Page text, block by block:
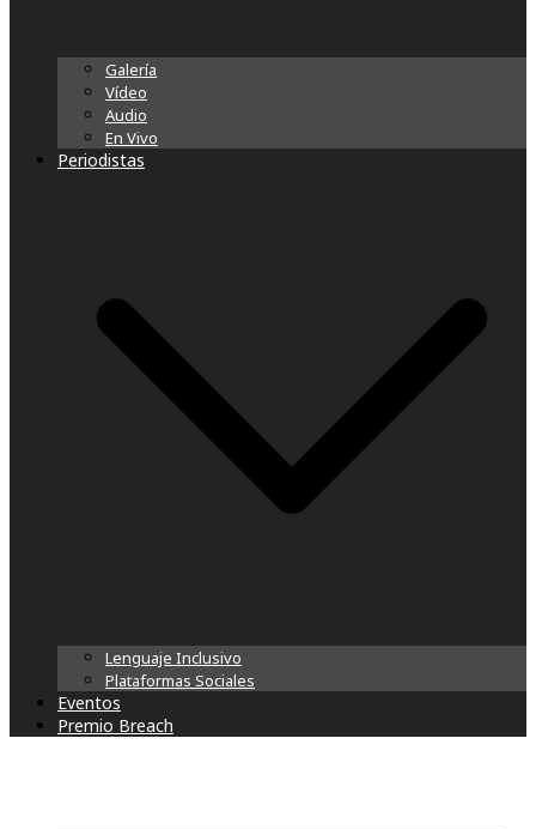
Galería
Vídeo
Audio
En Vivo
Periodistas
Lenguaje Inclusivo
Plataformas Sociales
Eventos
Premio Breach